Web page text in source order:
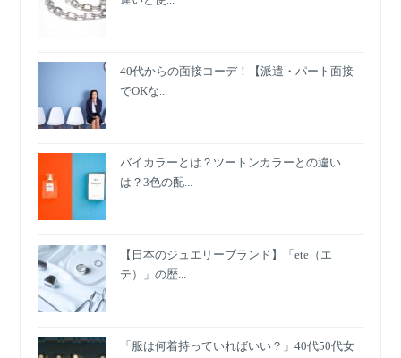
40代からの面接コーデ！【派遣・パート面接
でOKな...
バイカラーとは？ツートンカラーとの違い
は？3色の配...
【日本のジュエリーブランド】「ete（エ
テ）」の歴...
「服は何着持っていればいい？」40代50代女